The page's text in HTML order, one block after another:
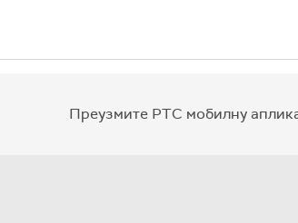
Преузмите РТС мобилну